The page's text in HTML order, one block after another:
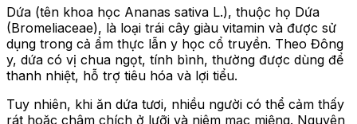
Dứa (tên khoa học Ananas sativa L.), thuộc họ Dứa
(Bromeliaceae), là loại trái cây giàu vitamin và được sử
dụng trong cả ẩm thực lẫn y học cổ truyền. Theo Đông
y, dứa có vị chua ngọt, tính bình, thường được dùng để
thanh nhiệt, hỗ trợ tiêu hóa và lợi tiểu.
Tuy nhiên, khi ăn dứa tươi, nhiều người có thể cảm thấy
rát hoặc châm chích ở lưỡi và niêm mạc miệng. Nguyên